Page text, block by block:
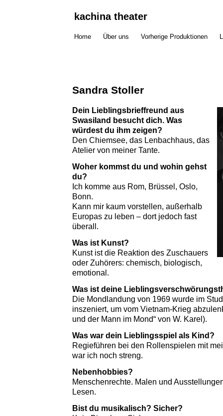
kachina theater
Home Über uns Vorherige Produktionen
Sandra Stoller
Dein Lieblingsbrieffreund aus
Swasiland besucht dich. Was
würdest du ihm zeigen?
Den Chiemsee, das Lenbachhaus, das
Atelier von meiner Tante.
Woher kommst du und wohin gehst
du?
Ich komme aus Rom, Brüssel, Oslo,
Bonn.
Kann mir kaum vorstellen, außerhalb
Europas zu leben – dort jedoch fast
überall.
Was ist Kunst?
Kunst ist die Reaktion des Zuschauers
oder Zuhörers: chemisch, biologisch,
emotional.
Was ist deine
Die Mondlandung von 1969 wurde im
inszeniert, um vom Vietnam-Krieg
und der Mann im Mond“ von W. Karel).
Was war dein Lieblingsspiel als Kind?
Regieführen bei den Rollenspielen mit
war ich noch streng.
Nebenhobbies?
Menschenrechte. Malen und
Lesen.
Bist du musikalisch? Sicher?